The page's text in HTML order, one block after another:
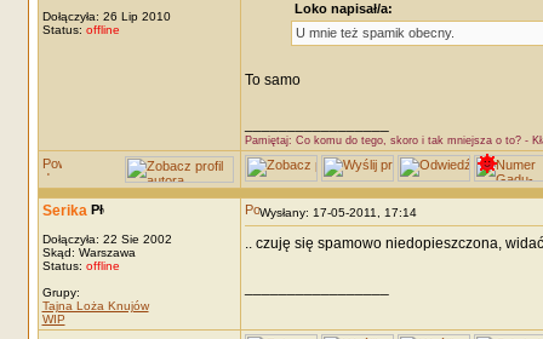
Dołączyła: 26 Lip 2010
Status: offline
Loko napisał/a:
U mnie też spamik obecny.
To samo
Pamiętaj: Co komu do tego, skoro i tak mniejsza o to? -
Serika
Dołączyła: 22 Sie 2002
Skąd: Warszawa
Status: offline
Grupy:
Tajna Loża Knujów
WIP
Wysłany: 17-05-2011, 17:14
.. czuję się spamowo niedopieszczona,